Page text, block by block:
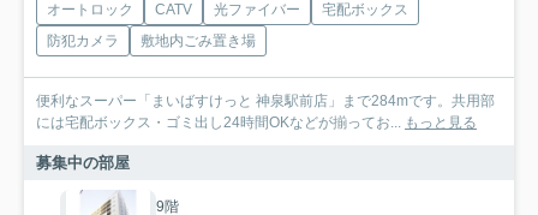
オートロック CATV 光ファイバー
宅配ボックス
防犯カメラ
敷地内ごみ置き場
便利なスーパー「まいばすけっと 神泉駅前店」まで284mです。共用部
には宅配ボックス・ゴミ出し24時間OKなどが揃ってお... もっと見る
募集中の部屋
9階